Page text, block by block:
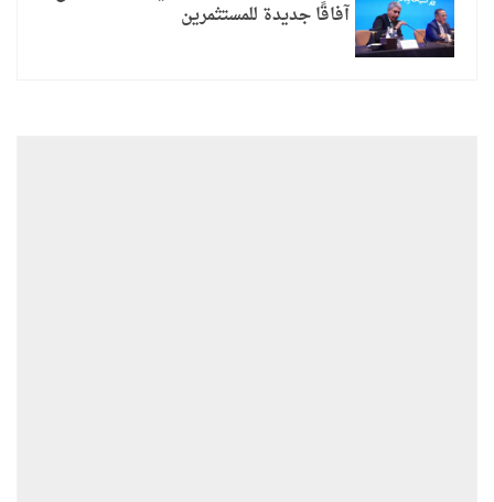
آفاقًا جديدة للمستثمرين